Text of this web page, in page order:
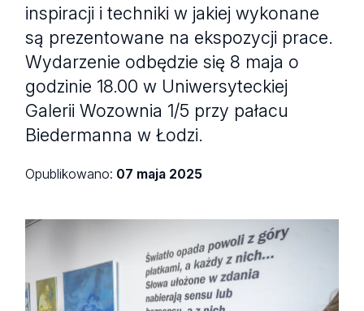
inspiracji i techniki w jakiej wykonane
są prezentowane na ekspozycji prace.
Wydarzenie odbędzie się 8 maja o
godzinie 18.00 w Uniwersyteckiej
Galerii Wozownia 1/5 przy pałacu
Biedermanna w Łodzi.
Opublikowano: 07 maja 2025